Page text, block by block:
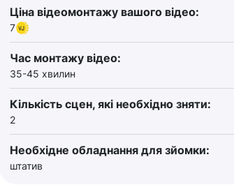
Ціна відеомонтажу вашого відео:
7
Час монтажу відео:
35-45 хвилин
Кількість сцен, які необхідно зняти:
2
Необхідне обладнання для зйомки:
штатив